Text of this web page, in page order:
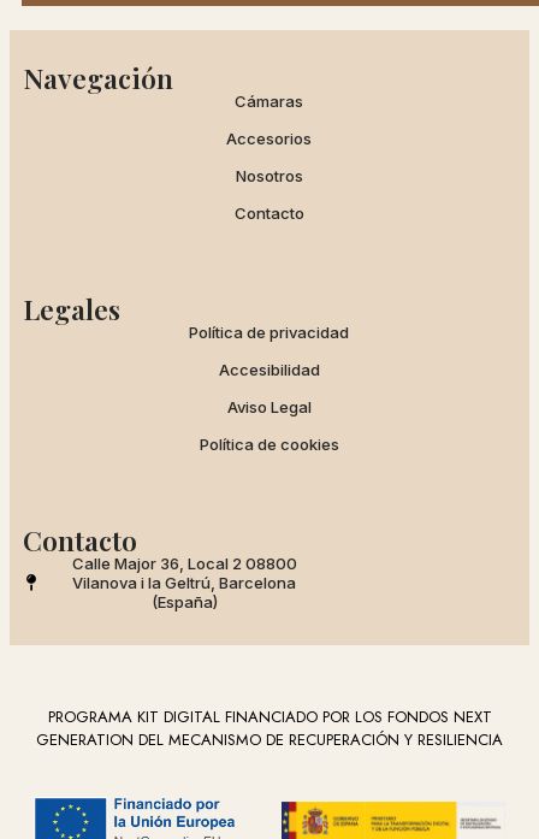
Navegación
Cámaras
Accesorios
Nosotros
Contacto
Legales
Política de privacidad
Accesibilidad
Aviso Legal
Política de cookies
Contacto
Calle Major 36, Local 2 08800
Vilanova i la Geltrú, Barcelona
(España)
PROGRAMA KIT DIGITAL FINANCIADO POR LOS FONDOS NEXT
GENERATION DEL MECANISMO DE RECUPERACIÓN Y RESILIENCIA